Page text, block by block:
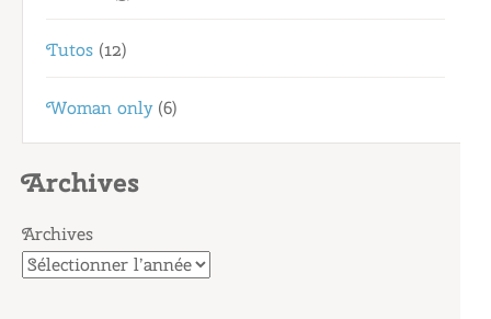
Tutos (12)
Woman only(6)
Archives
Archives